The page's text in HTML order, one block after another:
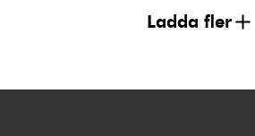
Ladda fler